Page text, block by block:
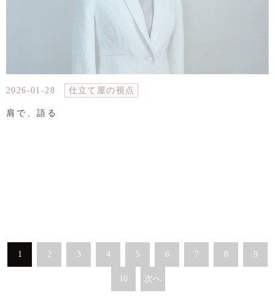
2026-01-28 仕立て屋の視点
肩で、語る
1 2 3 4 5 6 7 8 9
10 次へ